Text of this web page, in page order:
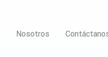
Nosotros